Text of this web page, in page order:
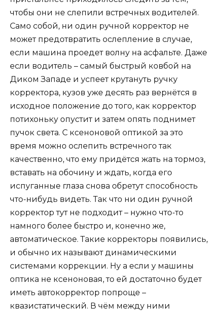
чтобы они не слепили встречных водителей.
Само собой, ни один ручной корректор не
может предотвратить ослепление в случае,
если машина проедет волну на асфальте. Даже
если водитель – самый быстрый ковбой на
Диком Западе и успеет крутануть ручку
корректора, кузов уже десять раз вернётся в
исходное положение до того, как корректор
потихоньку опустит и затем опять поднимет
пучок света. С ксеноновой оптикой за это
время можно ослепить встречного так
качественно, что ему придётся жать на тормоз,
вставать на обочину и ждать, когда его
испуганные глаза снова обретут способность
что-нибудь видеть. Так что ни один ручной
корректор тут не подходит – нужно что-то
намного более быстро и, конечно же,
автоматическое. Такие корректоры появились,
и обычно их называют динамическими
системами коррекции. Ну а если у машины
оптика не ксеноновая, то ей достаточно будет
иметь автокорректор попроще –
квазистатический. В чём между ними